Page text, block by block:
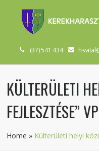
(37) 541 434
KÜLTERÜLETI
FEJLESZTÉSE”
Home » Külterületi helyi